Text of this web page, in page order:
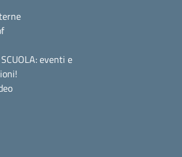
eventi e